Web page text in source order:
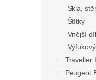
Skla,
Štítky
Vnější
Traveller
Peugeot